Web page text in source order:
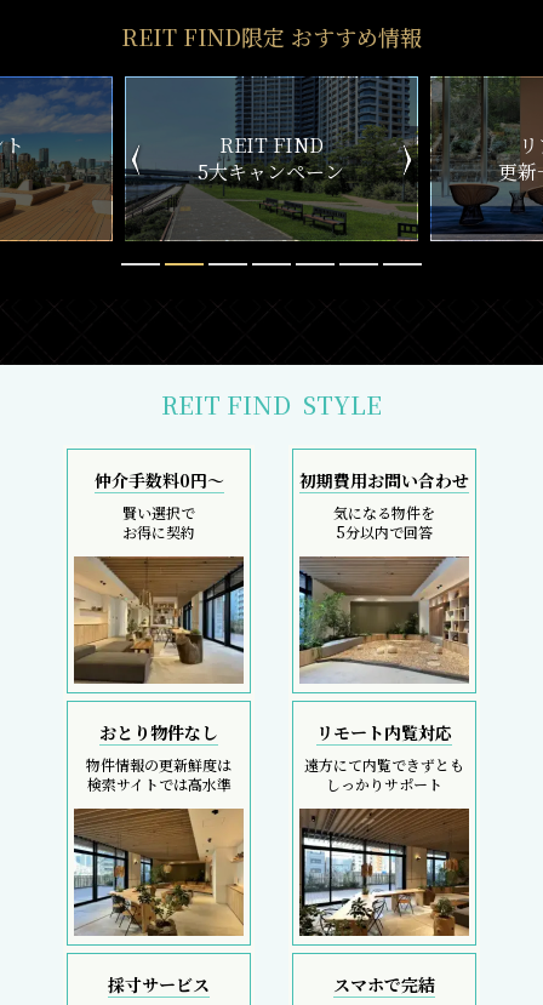
REIT FIND限定 おすすめ情報
REIT FIND
5大キャンペーン
リアルタイム
更新一覧チェック
REIT FIND STYLE
仲介手数料0円～
賢い選択で
お得に契約
初期費用お問い合わせ
気になる物件を
5分以内で回答
おとり物件なし
物件情報の更新鮮度は
検索サイトでは高水準
リモート内覧対応
遠方にて内覧できずとも
しっかりサポート
採寸サービス スマホで完結